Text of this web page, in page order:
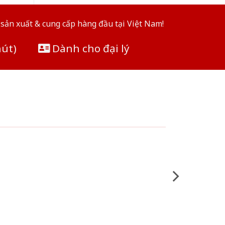
xuất & cung cấp hàng đầu tại Việt Nam!
Dành cho đại lý